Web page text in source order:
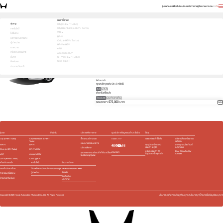
รุ่นรถเทคโนโลยีโปรโมชันบริการหลังการขายผู้จำหน่ายบทความENTH
รุ่นรถ
เทคโนโลยี
โปรโมชัน
บริการหลังการขาย
ผู้จำหน่าย
บทความ
เกี่ยวกับฮอนด้า
อื่นๆ
ติดต่อเรา
ร่วมงานกับเรา
รุ่นรถทั้งหมด
City (e:HEV / Turbo)
City Hatchback (e:HEV / Turbo)
WR-V
BR-V
Civic (e:HEV / Turbo)
HR-V e:HEV
e:N1
Accord e:HEV
CR-V (e:HEV / Turbo)
Civic Type R
บอกสิ่งที่สนใจ เพื่อรับโปรตรงใจคุณ
3
สีดำ เบาะผ้า
คุณสนใจชุดแต่ง City S หรือไม่
สนใจ ไม่สนใจ
เลือกโปรที่โดนใจ
ชำระเงินสด ผ่อนชำระรายเดือน
รวมราคา 575,000 บาท ถัดไป
รุ่นรถ
City (e:HEV / Turbo)
City Hatchback (e:HEV /
Turbo)
WR-V
BR-V
Civic (e:HEV / Turbo)
HR-V e:HEV
e:N1
Accord e:HEV
CR-V (e:HEV / Turbo)
Civic Type R
โปรโมชัน
บริการหลังการขาย
เช็กรถยนต์ตามระยะ
นัดหมายเข้ารับบริการ
บริการพิเศษ
ตรวจสอบรถยนต์ฮอนด้าที่ต้อง เปลี่ยน
ชิ้นส่วนในชุดถุงลม
ศูนย์บริการข้อมูลฮอนด้า 24 ชั่วโมง
0 2341 7777
ติดต่อเรา
อื่นๆ
รถยนต์ฮอนด้าใช้แล้ว
นโยบายสิ่งแวดล้อม และ
พลังงาน
ชุดอุปกรณ์ตกแต่ง​
ฮอนด้า โมดูโล
มาตรฐานผลิตภัณฑ์
ฉลากเขียว
บริษัท ฮอนด้า ลีส
ซิ่ง(ประเทศไทย) จำกัด
Blue Skies For Our
Children
เกี่ยวกับฮอนด้า
ฮอนด้าประเทศไทย
กิจกรรมเพื่อสังคม
ข่าวประชาสัมพันธ์
เทคโนโลยี
ที่มาพร้อมแอปและบริการของ Google
ผู้จำหน่าย
ร่วมงานกับเรา
Facebook Honda Career
Jobsdb
JobTopGun
บทความ
Copyright ©2026Honda Automobile (Thailand) Co., Ltd. All Rights Reserved. นโยบายการคุ้มครองข้อมูลส่วนบุคคลนโยบายคุกกี้ติดต่อเรื่องข้อมูลส่วนบุคคล